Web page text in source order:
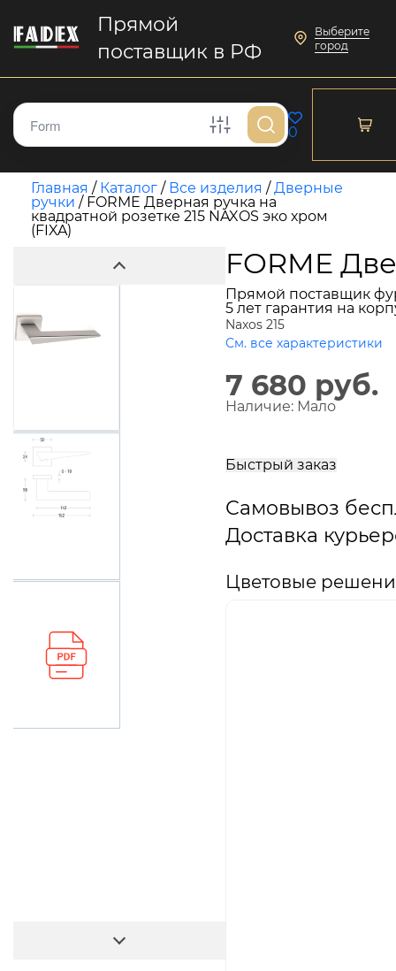
Прямой
поставщик в РФ
Выберите
город
0
Главная / Каталог / Все изделия /Дверные
ручки / FORME Дверная ручка на
квадратной розетке 215 NAXOS эко хром
(FIXA)
FORME
Прямой поставщик
5 лет гарантия на
Naxos 215
См. все характеристики
7 680 руб.
Наличие: Мало
Быстрый заказ
Самовывоз
Доставка
Цветовые